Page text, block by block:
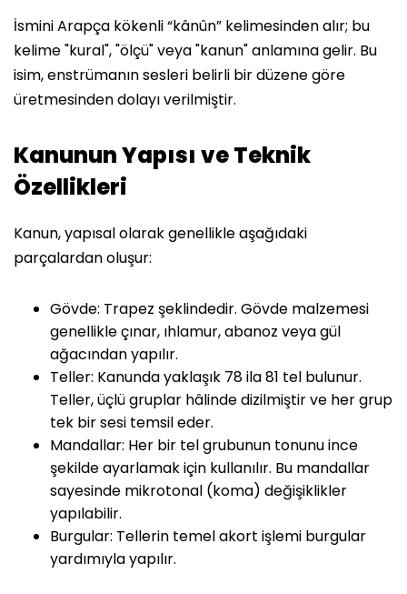
İsmini Arapça kökenli “kânûn” kelimesinden alır; bu
kelime "kural", "ölçü" veya "kanun" anlamına gelir. Bu
isim, enstrümanın sesleri belirli bir düzene göre
üretmesinden dolayı verilmiştir.
Kanunun Yapısı ve Teknik
Özellikleri
Kanun, yapısal olarak genellikle aşağıdaki
parçalardan oluşur:
Gövde: Trapez şeklindedir. Gövde malzemesi
genellikle çınar, ıhlamur, abanoz veya gül
ağacından yapılır.
Teller: Kanunda yaklaşık 78 ila 81 tel bulunur.
Teller, üçlü gruplar hâlinde dizilmiştir ve her grup
tek bir sesi temsil eder.
Mandallar: Her bir tel grubunun tonunu ince
şekilde ayarlamak için kullanılır. Bu mandallar
sayesinde mikrotonal (koma) değişiklikler
yapılabilir.
Burgular: Tellerin temel akort işlemi burgular
yardımıyla yapılır.